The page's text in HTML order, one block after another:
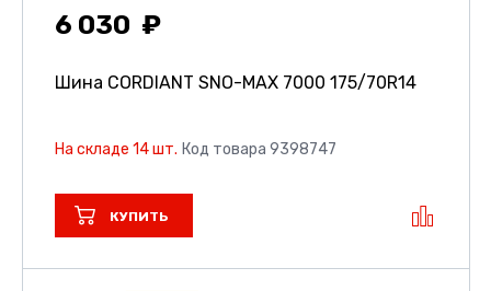
6 030
Шина CORDIANT SNO-MAX 7000 175/70R14
На складе 14 шт. Код товара 9398747
КУПИТЬ